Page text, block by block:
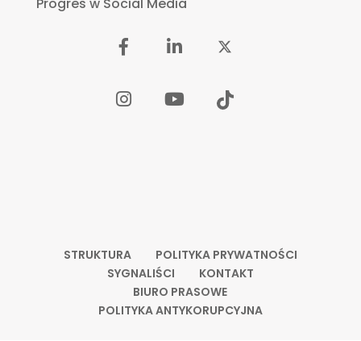
STRUKTURA
POLITYKA PRYWATNOŚCI
SYGNALIŚCI
KONTAKT
BIURO PRASOWE
POLITYKA ANTYKORUPCYJNA